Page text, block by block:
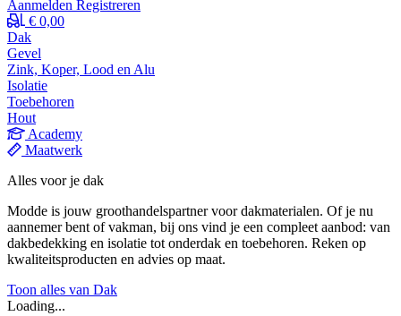
Aanmelden Registreren
€ 0,00
Dak
Gevel
Zink, Koper, Lood en Alu
Isolatie
Toebehoren
Hout
Academy
Maatwerk
Alles voor je dak
Modde is jouw groothandelspartner voor dakmaterialen. Of je nu
aannemer bent of vakman, bij ons vind je een compleet aanbod: van
dakbedekking en isolatie tot onderdak en toebehoren. Reken op
kwaliteitsproducten en advies op maat.
Toon alles van Dak
Loading...